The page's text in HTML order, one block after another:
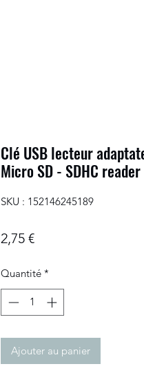
Clé USB lecteur
Micro SD - SDHC
SKU : 152146245189
2,75 €Prix
Quantité *
Ajouter au panier